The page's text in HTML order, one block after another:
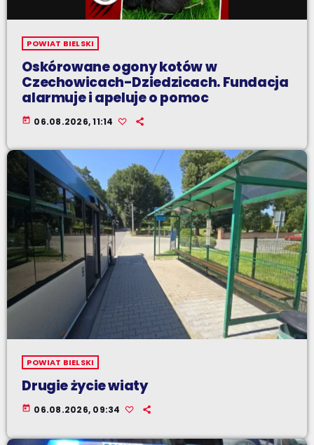
POWIAT BIELSKI
Oskórowane ogony kotów w
Czechowicach-Dziedzicach. Fundacja
alarmuje i apeluje o pomoc
today 06.08.2026, 11:14
POWIAT BIELSKI
Drugie życie wiaty
today 06.08.2026, 09:34